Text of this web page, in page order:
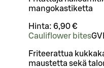
mangokastiketta
Hinta: 6,90 €
Cauliflower bitesG
Friteerattua
maustetta sekä